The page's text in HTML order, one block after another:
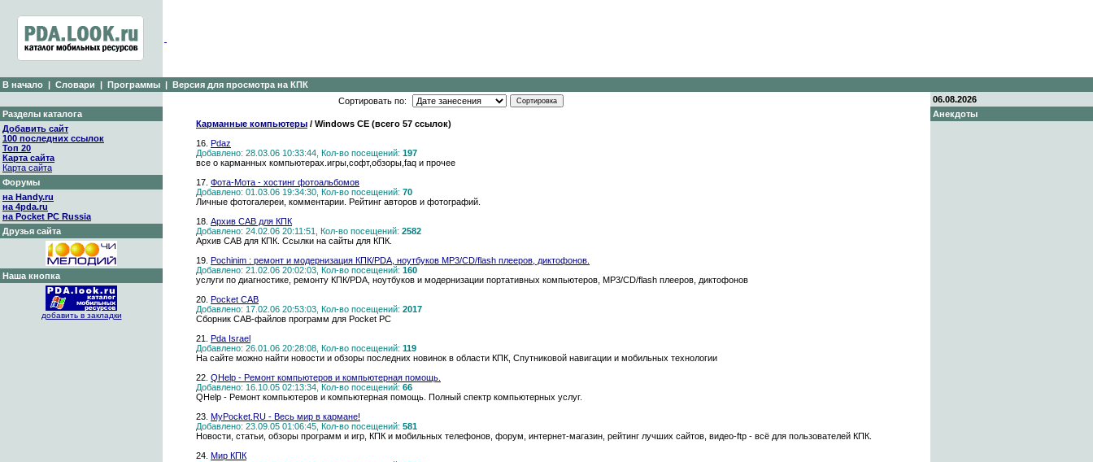
В начало | Словари | Программы | Версия для просмотра на КПК
Разделы каталога
Добавить сайт
100 последних ссылок
Топ 20
Карта сайта
Карта сайта
Форумы
на Handy.ru
на 4pda.ru
на Pocket PC Russia
Друзья сайта
Наша кнопка
добавить в закладки
Сортировать по:
Карманные компьютеры / Windows CE (всего 57 ссылок)
16. Pdaz
Добавлено: 28.03.06 10:33:44, Кол-во посещений: 197
все о карманных компьютерах.игры,софт,обзоры,faq и прочее
17. Фота-Мота - хостинг фотоальбомов
Добавлено: 01.03.06 19:34:30, Кол-во посещений: 70
Личные фотогалереи, комментарии. Рейтинг авторов и фотографий.
18. Архив CAB для КПК
Добавлено: 24.02.06 20:11:51, Кол-во посещений: 2582
Архив CAB для КПК. Ссылки на сайты для КПК.
19. Pochinim : ремонт и модернизация КПК/PDA, ноутбуков MP3/CD/flash плееров, диктофонов.
Добавлено: 21.02.06 20:02:03, Кол-во посещений: 160
услуги по диагностике, ремонту КПК/PDA, ноутбуков и модернизации портативных компьютеров, MP3/CD/flash плееров, диктофонов
20. Pocket CAB
Добавлено: 17.02.06 20:53:03, Кол-во посещений: 2017
Сборник CAB-файлов программ для Pocket PC
21. Pda Israel
Добавлено: 26.01.06 20:28:08, Кол-во посещений: 119
На сайте можно найти новости и обзоры последних новинок в области КПК, Спутниковой навигации и мобильных технологии
22. QHelp - Ремонт компьютеров и компьютерная помощь.
Добавлено: 16.10.05 02:13:34, Кол-во посещений: 66
QHelp - Ремонт компьютеров и компьютерная помощь. Полный спектр компьютерных услуг.
23. MyPocket.RU - Весь мир в кармане!
Добавлено: 23.09.05 01:06:45, Кол-во посещений: 581
Новости, статьи, обзоры программ и игр, КПК и мобильных телефонов, форум, интернет-магазин, рейтинг лучших сайтов, видео-ftp - всё для пользователей КПК.
24. Мир КПК
06.08.2026
Анекдоты